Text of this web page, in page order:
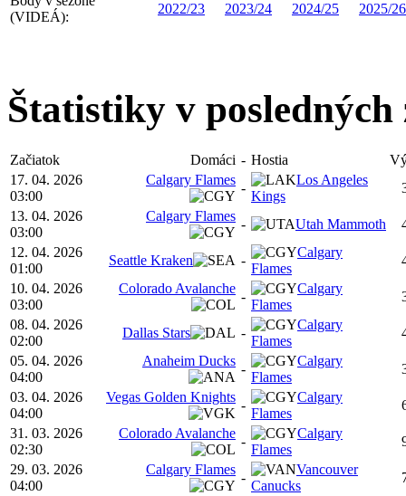
(VIDEÁ):
2022/23 2023/24 2024/25 2025/26
Štatistiky v posledných
Začiatok Domáci - Hostia
17. 04. 2026
03:00
Calgary Flames
-
Los Angeles
Kings
13. 04. 2026
03:00
Calgary Flames
- Utah Mammoth
12. 04. 2026
01:00
Seattle Kraken -
Calgary
Flames
10. 04. 2026
03:00
Colorado Avalanche
-
Calgary
Flames
08. 04. 2026
02:00
Dallas Stars -
Calgary
Flames
05. 04. 2026
04:00
Anaheim Ducks
-
Calgary
Flames
03. 04. 2026
04:00
Vegas Golden Knights
-
Calgary
Flames
31. 03. 2026
02:30
Colorado Avalanche
-
Calgary
Flames
29. 03. 2026
04:00
Calgary Flames
-
Vancouver
Canucks